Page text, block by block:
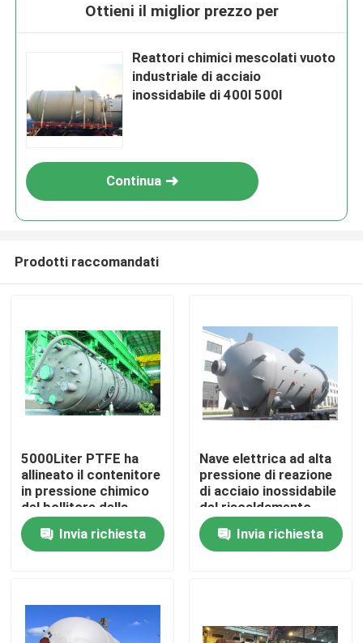
Casa.
Video
Ottieni il miglior prezzo per
Reattori chimici mescolati vuoto
industriale di acciaio
inossidabile di 400l 500l
Continua
Prodotti raccomandati
5000Liter PTFE ha
allineato il contenitore
in pressione chimico
del bollitore della
reazione del carro
armatoInvia richiesta
Nave elettrica ad alta
pressione di reazione
di acciaio inossidabile
del riscaldamento
3000l
Invia richiesta